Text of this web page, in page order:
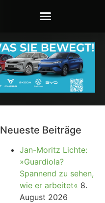
Neueste Beiträge
Jan-Moritz Lichte:
»Guardiola?
Spannend zu sehen,
wie er arbeitet« 8.
August 2026